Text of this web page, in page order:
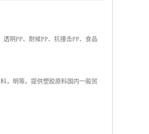
透明PP、耐候PP、抗撞击PP、食品
，明等。提供塑胶原料国内一般贸